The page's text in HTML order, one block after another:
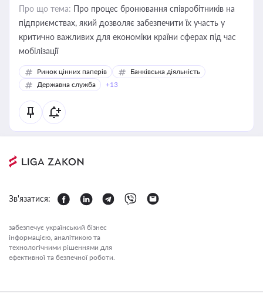
Про що тема: Про процес бронювання співробітників на
підприємствах, який дозволяє забезпечити їх участь у
критично важливих для економіки країни сферах під час
мобілізації
Ринок цінних паперів
Банківська діяльність
Державна служба
+13
Зв'язатися:
забезпечує український бізнес
інформацією, аналітикою та
технологічними рішеннями для
ефективної та безпечної роботи.